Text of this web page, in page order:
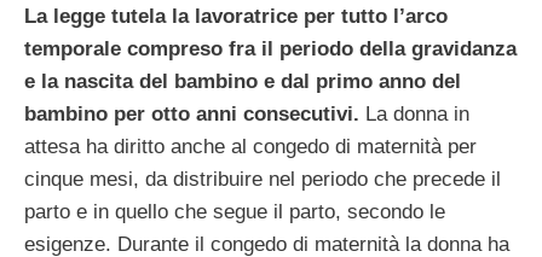
La legge tutela la lavoratrice per tutto l’arco
temporale compreso fra il periodo della gravidanza
e la nascita del bambino e dal primo anno del
bambino per otto anni consecutivi. La donna in
attesa ha diritto anche al congedo di maternità per
cinque mesi, da distribuire nel periodo che precede il
parto e in quello che segue il parto, secondo le
esigenze. Durante il congedo di maternità la donna ha